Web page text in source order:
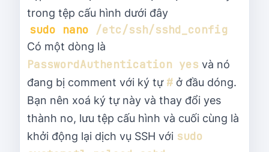
trong tệp cấu hình dưới đây
sudo nano
Có một dòng là
PasswordAuthentication yes và nó
đang bị comment với ký tự # ở đầu dóng.
Bạn nên xoá ký tự này và thay đổi yes
thành no, lưu tệp cấu hình và cuối cùng là
khởi động lại dịch vụ SSH với sudo